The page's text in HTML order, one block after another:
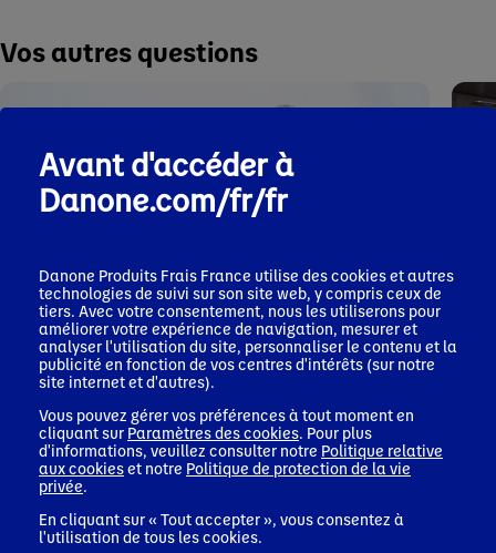
Vos autres questions
Agriculture
Agriculture
Avant d'accéder à
Danone.com/fr/fr
Danone Produits Frais France utilise des cookies et autres
technologies de suivi sur son site web, y compris ceux de
tiers. Avec votre consentement, nous les utiliserons pour
améliorer votre expérience de navigation, mesurer et
analyser l'utilisation du site, personnaliser le contenu et la
publicité en fonction de vos centres d'intérêts (sur notre
site internet et d'autres).
Vous pouvez gérer vos préférences à tout moment en
cliquant sur Paramètres des cookies. Pour plus
d'informations, veuillez consulter notre Politique relative
aux cookieset notre Politique de protection de la vie
privée.
En cliquant sur « Tout accepter », vous consentez à
l'utilisation de tous les cookies.